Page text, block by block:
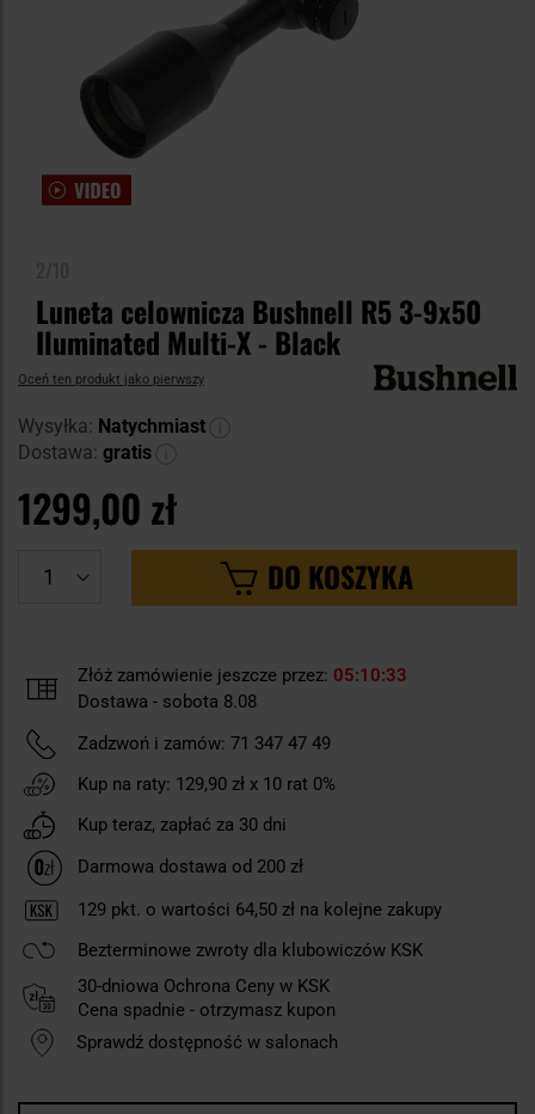
Luneta celownicza Bushnell R5 3-9x50
Iluminated Multi-X - Black
Oceń ten produkt jako pierwszy
Wysyłka: Natychmiast
Dostawa: gratis
1299,00 zł
DO KOSZYKA
Złóż zamówienie jeszcze przez: 05 10 33
Dostawa - sobota 8.08
Zadzwoń i zamów: 71 347 47 49
Kup na raty: 129,90 zł x 10 rat 0%
Kup teraz, zapłać za 30 dni
Darmowa dostawa od 200 zł
129 pkt. o wartości 64,50 zł na kolejne zakupy
Bezterminowe zwroty dla klubowiczów KSK
30-dniowa Ochrona Ceny w KSK
Cena spadnie - otrzymasz kupon
Sprawdź dostępność w salonach